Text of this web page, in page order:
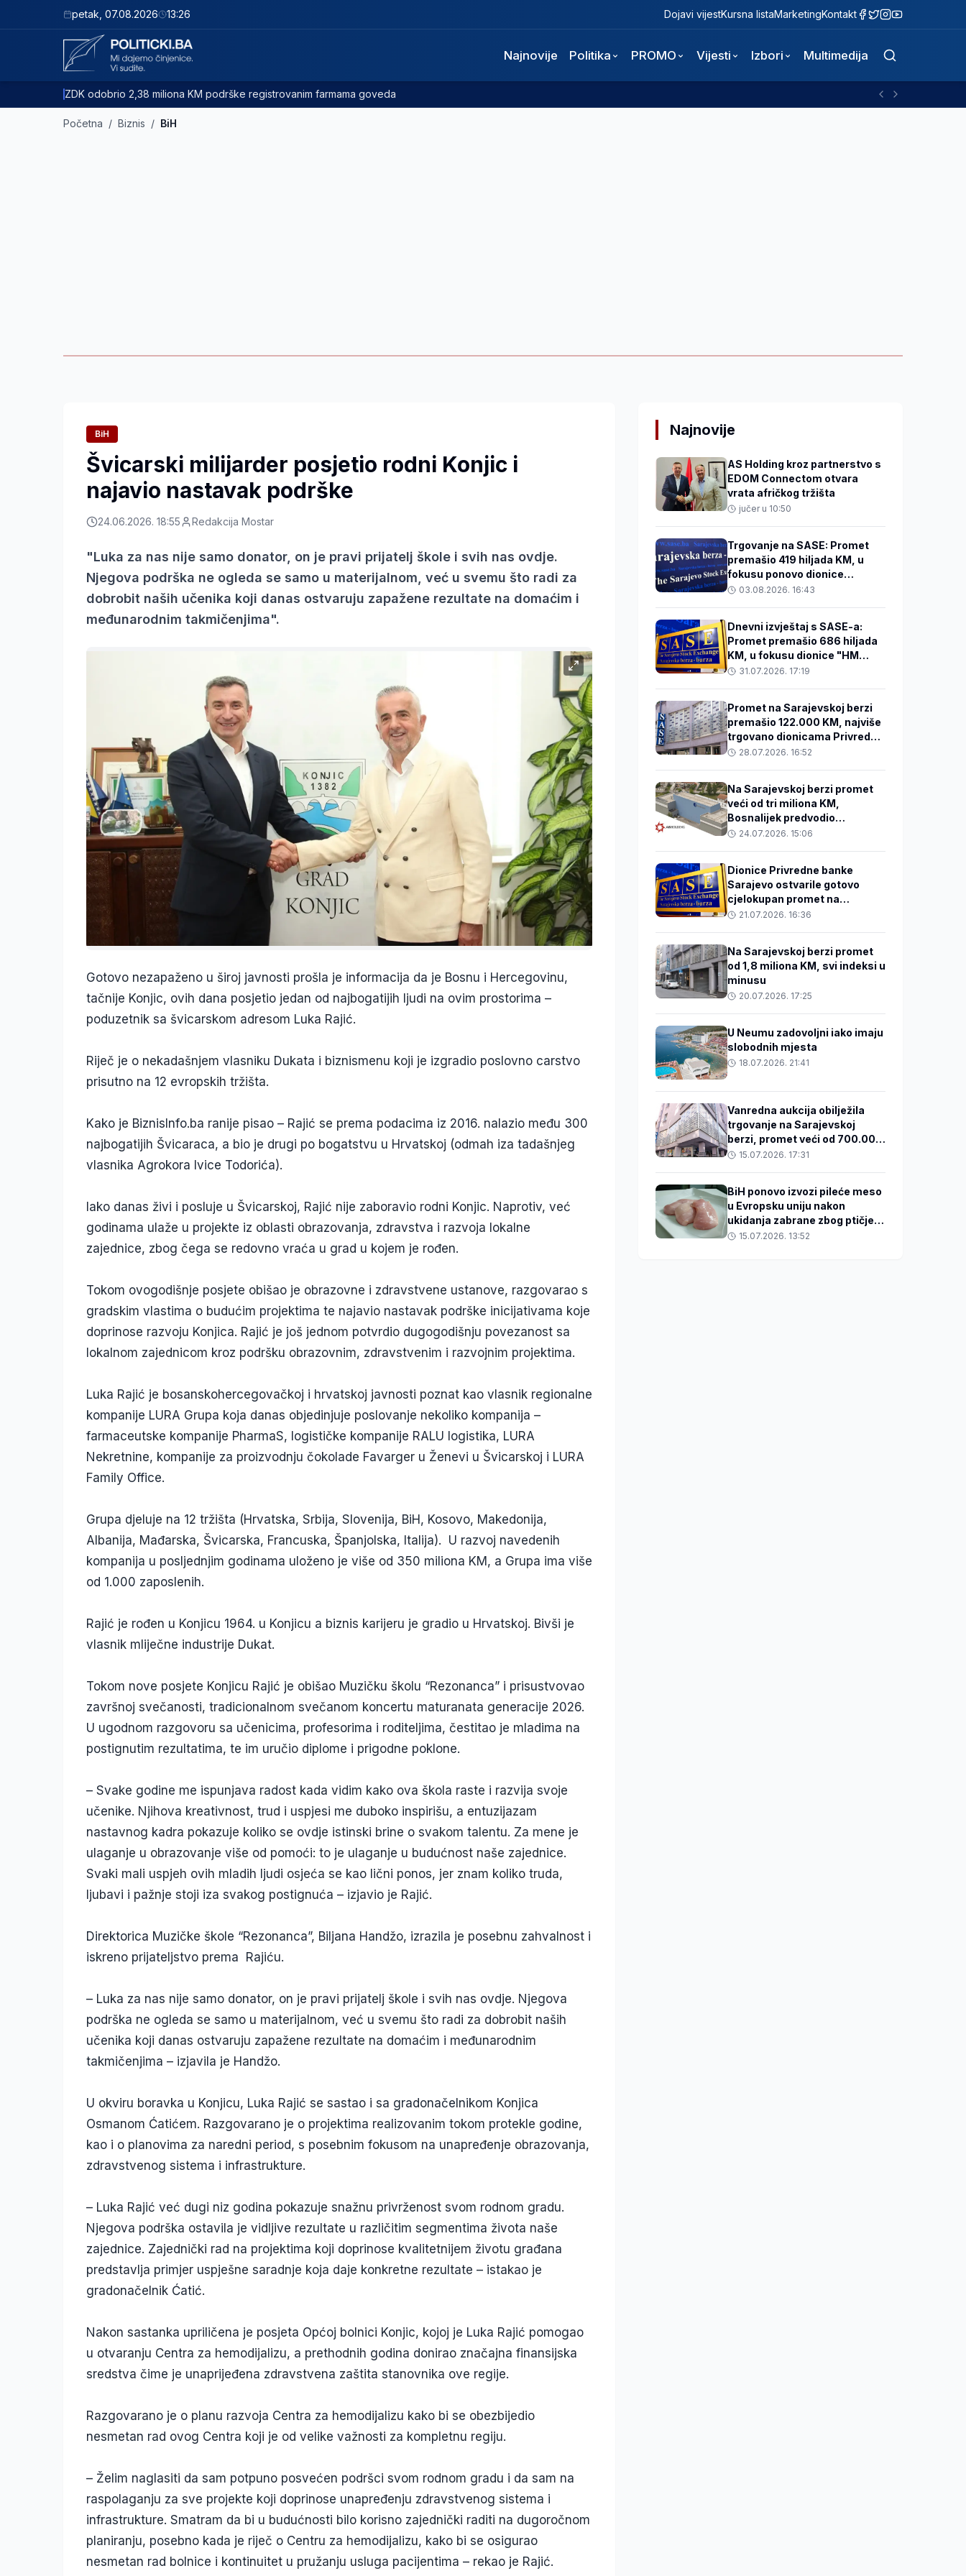
petak 07.08.2026 13:26 Dojavi vijestKursna listaMarketingKontakt
Najnovije Politika PROMO Vijesti Izbori Multimedija
ZDK odobrio 2,38 miliona KM podrške registrovanim farmama goveda
Početna / Biznis / BiH
BiH
Švicarski milijarder posjetio rodni Konjic i
najavio nastavak podrške
24.06.2026. 18:55 Redakcija Mostar
"Luka za nas nije samo donator, on je pravi prijatelj škole i svih nas ovdje.
Njegova podrška ne ogleda se samo u materijalnom, već u svemu što radi za
dobrobit naših učenika koji danas ostvaruju zapažene rezultate na domaćim i
međunarodnim takmičenjima".
Gotovo nezapaženo u široj javnosti prošla je informacija da je Bosnu i Hercegovinu,
tačnije Konjic, ovih dana posjetio jedan od najbogatijih ljudi na ovim prostorima –
poduzetnik sa švicarskom adresom Luka Rajić.
Riječ je o nekadašnjem vlasniku Dukata i biznismenu koji je izgradio poslovno carstvo
prisutno na 12 evropskih tržišta.
Kako je BiznisInfo.ba ranije pisao – Rajić se prema podacima iz 2016. nalazio među 300
najbogatijih Švicaraca, a bio je drugi po bogatstvu u Hrvatskoj (odmah iza tadašnjeg
vlasnika Agrokora Ivice Todorića).
Iako danas živi i posluje u Švicarskoj, Rajić nije zaboravio rodni Konjic. Naprotiv, već
godinama ulaže u projekte iz oblasti obrazovanja, zdravstva i razvoja lokalne
zajednice, zbog čega se redovno vraća u grad u kojem je rođen.
Tokom ovogodišnje posjete obišao je obrazovne i zdravstvene ustanove, razgovarao s
gradskim vlastima o budućim projektima te najavio nastavak podrške inicijativama koje
doprinose razvoju Konjica. Rajić je još jednom potvrdio dugogodišnju povezanost sa
lokalnom zajednicom kroz podršku obrazovnim, zdravstvenim i razvojnim projektima.
Luka Rajić je bosanskohercegovačkoj i hrvatskoj javnosti poznat kao vlasnik regionalne
kompanije LURA Grupa koja danas objedinjuje poslovanje nekoliko kompanija –
farmaceutske kompanije PharmaS, logističke kompanije RALU logistika, LURA
Nekretnine, kompanije za proizvodnju čokolade Favarger u Ženevi u Švicarskoj i LURA
Family Office.
Grupa djeluje na 12 tržišta (Hrvatska, Srbija, Slovenija, BiH, Kosovo, Makedonija,
Albanija, Mađarska, Švicarska, Francuska, Španjolska, Italija). U razvoj navedenih
kompanija u posljednjim godinama uloženo je više od 350 miliona KM, a Grupa ima više
od 1.000 zaposlenih.
Rajić je rođen u Konjicu 1964. u Konjicu a biznis karijeru je gradio u Hrvatskoj. Bivši je
vlasnik mliječne industrije Dukat.
Tokom nove posjete Konjicu Rajić je obišao Muzičku školu “Rezonanca” i prisustvovao
završnoj svečanosti, tradicionalnom svečanom koncertu maturanata generacije 2026.
U ugodnom razgovoru sa učenicima, profesorima i roditeljima, čestitao je mladima na
postignutim rezultatima, te im uručio diplome i prigodne poklone.
– Svake godine me ispunjava radost kada vidim kako ova škola raste i razvija svoje
učenike. Njihova kreativnost, trud i uspjesi me duboko inspirišu, a entuzijazam
nastavnog kadra pokazuje koliko se ovdje istinski brine o svakom talentu. Za mene je
ulaganje u obrazovanje više od pomoći: to je ulaganje u budućnost naše zajednice.
Svaki mali uspjeh ovih mladih ljudi osjeća se kao lični ponos, jer znam koliko truda,
ljubavi i pažnje stoji iza svakog postignuća – izjavio je Rajić.
Direktorica Muzičke škole “Rezonanca”, Biljana Handžo, izrazila je posebnu zahvalnost i
iskreno prijateljstvo prema Rajiću.
– Luka za nas nije samo donator, on je pravi prijatelj škole i svih nas ovdje. Njegova
podrška ne ogleda se samo u materijalnom, već u svemu što radi za dobrobit naših
učenika koji danas ostvaruju zapažene rezultate na domaćim i međunarodnim
takmičenjima – izjavila je Handžo.
U okviru boravka u Konjicu, Luka Rajić se sastao i sa gradonačelnikom Konjica
Osmanom Ćatićem. Razgovarano je o projektima realizovanim tokom protekle godine,
kao i o planovima za naredni period, s posebnim fokusom na unapređenje obrazovanja,
zdravstvenog sistema i infrastrukture.
– Luka Rajić već dugi niz godina pokazuje snažnu privrženost svom rodnom gradu.
Njegova podrška ostavila je vidljive rezultate u različitim segmentima života naše
zajednice. Zajednički rad na projektima koji doprinose kvalitetnijem životu građana
predstavlja primjer uspješne saradnje koja daje konkretne rezultate – istakao je
gradonačelnik Ćatić.
Nakon sastanka upriličena je posjeta Općoj bolnici Konjic, kojoj je Luka Rajić pomogao
u otvaranju Centra za hemodijalizu, a prethodnih godina donirao značajna finansijska
sredstva čime je unaprijeđena zdravstvena zaštita stanovnika ove regije.
Razgovarano je o planu razvoja Centra za hemodijalizu kako bi se obezbijedio
nesmetan rad ovog Centra koji je od velike važnosti za kompletnu regiju.
– Želim naglasiti da sam potpuno posvećen podršci svom rodnom gradu i da sam na
raspolaganju za sve projekte koji doprinose unapređenju zdravstvenog sistema i
infrastrukture. Smatram da bi u budućnosti bilo korisno zajednički raditi na dugoročnom
planiranju, posebno kada je riječ o Centru za hemodijalizu, kako bi se osigurao
nesmetan rad bolnice i kontinuitet u pružanju usluga pacijentima – rekao je Rajić.
Najnovije
AS Holding kroz partnerstvo s
EDOM Connectom otvara
vrata afričkog tržišta
jučer u 10:50
Trgovanje na SASE: Promet
premašio 419 hiljada KM, u
fokusu ponovo dionice
Privredne banke Sarajevo
03.08.2026. 16:43
Dnevni izvještaj s SASE-a:
Promet premašio 686 hiljada
KM, u fokusu dionice "HM
Cementa" i bankarskog
31.07.2026. 17:19
Promet na Sarajevskoj berzi
premašio 122.000 KM, najviše
trgovano dionicama Privredne
banke Sarajevo
28.07.2026. 16:52
Na Sarajevskoj berzi promet
veći od tri miliona KM,
Bosnalijek predvodio
trgovanje
24.07.2026. 15:06
Dionice Privredne banke
Sarajevo ostvarile gotovo
cjelokupan promet na
Sarajevskoj berzi
21.07.2026. 16:36
Na Sarajevskoj berzi promet
od 1,8 miliona KM, svi indeksi u
minusu
20.07.2026. 17:25
U Neumu zadovoljni iako imaju
slobodnih mjesta
18.07.2026. 21:41
Vanredna aukcija obilježila
trgovanje na Sarajevskoj
berzi, promet veći od 700.000
KM15.07.2026. 17:31
BiH ponovo izvozi pileće meso
u Evropsku uniju nakon
ukidanja zabrane zbog ptičjeg
gripa15.07.2026. 13:52